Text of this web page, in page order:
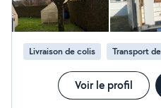
Livraison de colis Transport
Voir le profil